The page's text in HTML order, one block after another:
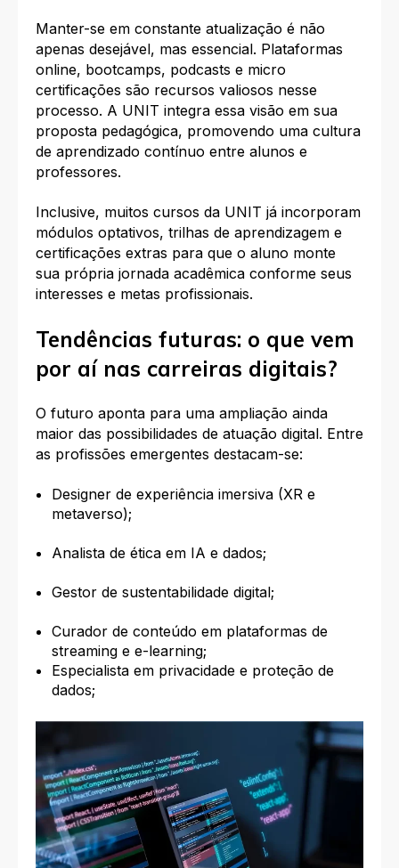
Manter-se em constante atualização é não
apenas desejável, mas essencial. Plataformas
online, bootcamps, podcasts e micro
certificações são recursos valiosos nesse
processo. A UNIT integra essa visão em sua
proposta pedagógica, promovendo uma cultura
de aprendizado contínuo entre alunos e
professores.
Inclusive, muitos cursos da UNIT já incorporam
módulos optativos, trilhas de aprendizagem e
certificações extras para que o aluno monte
sua própria jornada acadêmica conforme seus
interesses e metas profissionais.
Tendências futuras: o que vem
por aí nas carreiras digitais?
O futuro aponta para uma ampliação ainda
maior das possibilidades de atuação digital. Entre
as profissões emergentes destacam-se:
Designer de experiência imersiva (XR e
metaverso);
Analista de ética em IA e dados;
Gestor de sustentabilidade digital;
Curador de conteúdo em plataformas de
streaming e e-learning;
Especialista em privacidade e proteção de
dados;